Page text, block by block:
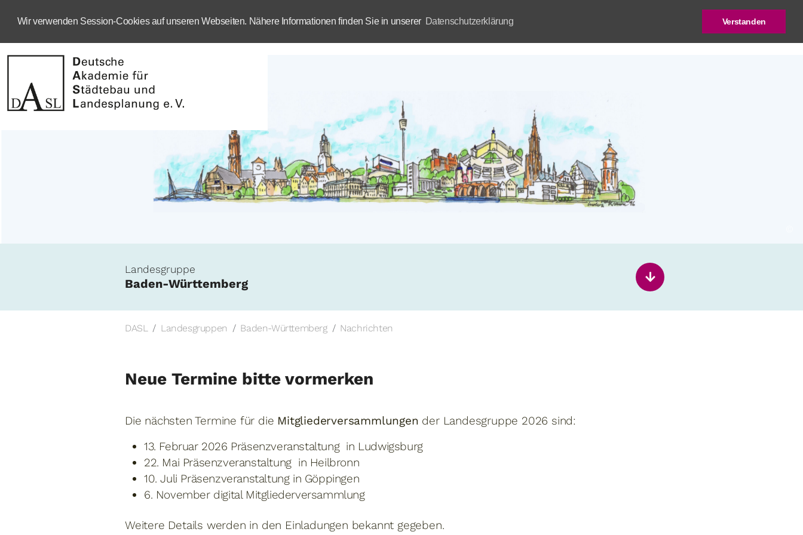
Wir verwenden Session-Cookies auf unseren Webseiten. Nähere Informationen finden Sie in unserer Datenschutzerklärung Verstanden
Aktuelles Akademie Deutscher Städtebaupreis
Landesgruppe
Baden-Württemberg
DASL Landesgruppen Baden-Württemberg Nachrichten
Neue Termine bitte vormerken
Die nächsten Termine für die Mitgliederversammlungen der Landesgruppe 2026 sind:
13. Februar 2026 Präsenzveranstaltung in Ludwigsburg
22. Mai Präsenzveranstaltung in Heilbronn
10. Juli Präsenzveranstaltung in Göppingen
6. November digital Mitgliederversammlung
Weitere Details werden in den Einladungen bekannt gegeben.